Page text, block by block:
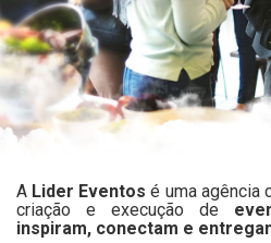
A Lider Eventos é uma agência
criação e execução de
inspiram, conectam e